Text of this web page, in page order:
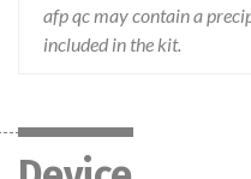
afp qc may contain a
included in the kit.